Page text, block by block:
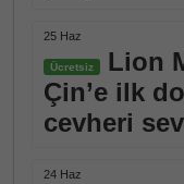
25 Haz
Ücretsiz
Lion
Çin’e ilk
cevheri
24 Haz